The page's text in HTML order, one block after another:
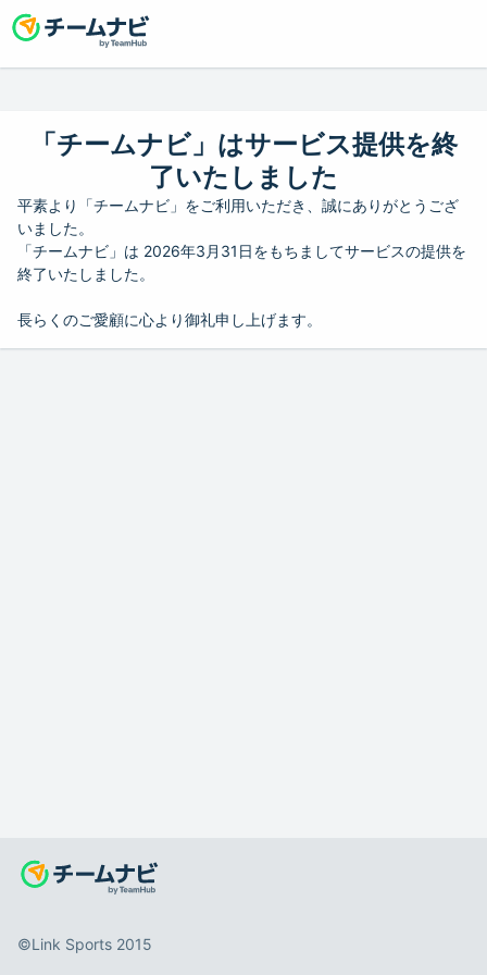
「チームナビ」はサービス提供を終
了いたしました
平素より「チームナビ」をご利用いただき、誠にありがとうござ
いました。
「チームナビ」は 2026年3月31日をもちましてサービスの提供を
終了いたしました。
長らくのご愛顧に心より御礼申し上げます。
©️Link Sports 2015